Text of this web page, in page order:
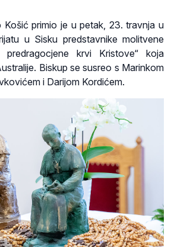
Košić primio je u petak, 23. travnja u
u Sisku predstavnike molitvene
predragocjene krvi Kristove“ koja
Biskup se susreo s Marinkom
i Darijom Kordićem.